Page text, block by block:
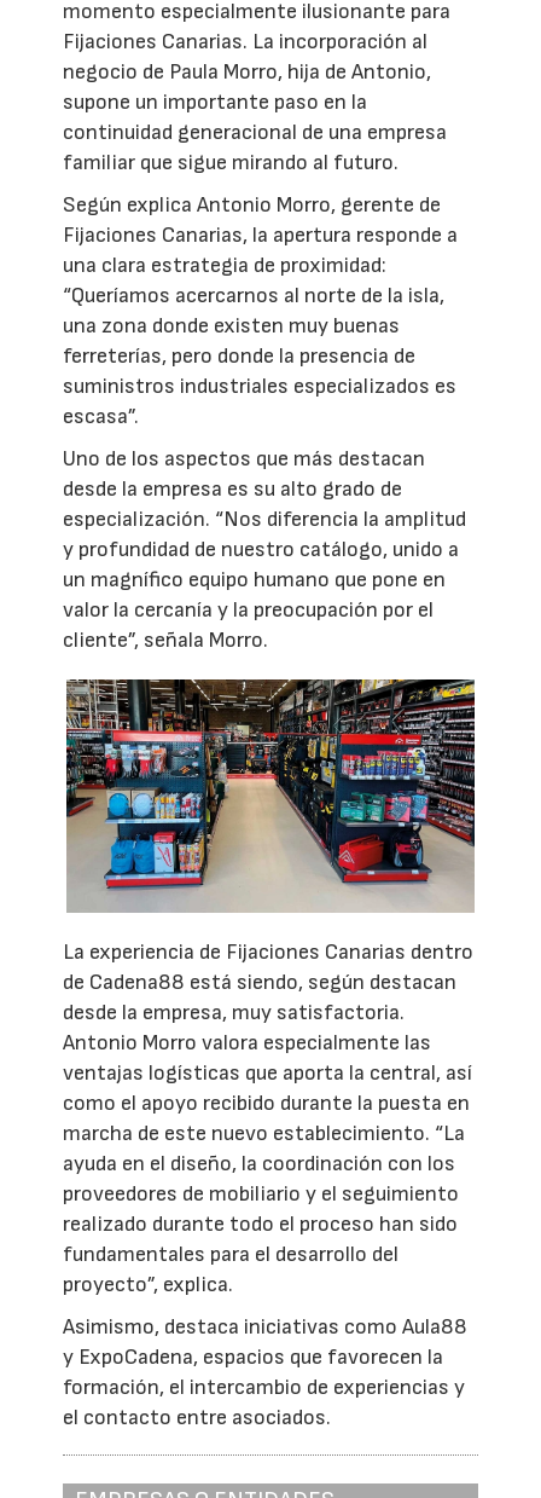
momento especialmente ilusionante para
Fijaciones Canarias. La incorporación al
negocio de Paula Morro, hija de Antonio,
supone un importante paso en la
continuidad generacional de una empresa
familiar que sigue mirando al futuro.
Según explica Antonio Morro, gerente de
Fijaciones Canarias, la apertura responde a
una clara estrategia de proximidad:
“Queríamos acercarnos al norte de la isla,
una zona donde existen muy buenas
ferreterías, pero donde la presencia de
suministros industriales especializados es
escasa”.
Uno de los aspectos que más destacan
desde la empresa es su alto grado de
especialización. “Nos diferencia la amplitud
y profundidad de nuestro catálogo, unido a
un magnífico equipo humano que pone en
valor la cercanía y la preocupación por el
cliente”, señala Morro.
La experiencia de Fijaciones Canarias dentro
de Cadena88 está siendo, según destacan
desde la empresa, muy satisfactoria.
Antonio Morro valora especialmente las
ventajas logísticas que aporta la central, así
como el apoyo recibido durante la puesta en
marcha de este nuevo establecimiento. “La
ayuda en el diseño, la coordinación con los
proveedores de mobiliario y el seguimiento
realizado durante todo el proceso han sido
fundamentales para el desarrollo del
proyecto”, explica.
Asimismo, destaca iniciativas como Aula88
y ExpoCadena, espacios que favorecen la
formación, el intercambio de experiencias y
el contacto entre asociados.